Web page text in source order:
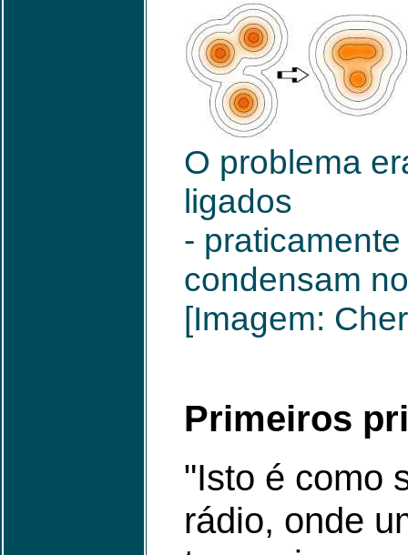
O problema
ligados
-
condensam
[Imagem:
Primeiros
"Isto é como
rádio, onde